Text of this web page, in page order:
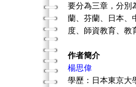
要分為三章，分別
蘭、芬蘭、日本、
度、師資教育、教
作者簡介
楊思偉
學歷：日本東京大